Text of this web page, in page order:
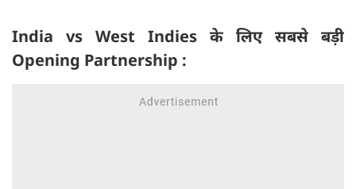
India vs West Indies के लिए सबसे बड़ी
Opening Partnership :